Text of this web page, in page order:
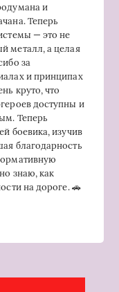
и
Теперь
— это не
металл, а целая
за
и принципах
круто, что
доступны и
Теперь
боевика, изучив
благодарность
знаю, как
на дороге. 🚗